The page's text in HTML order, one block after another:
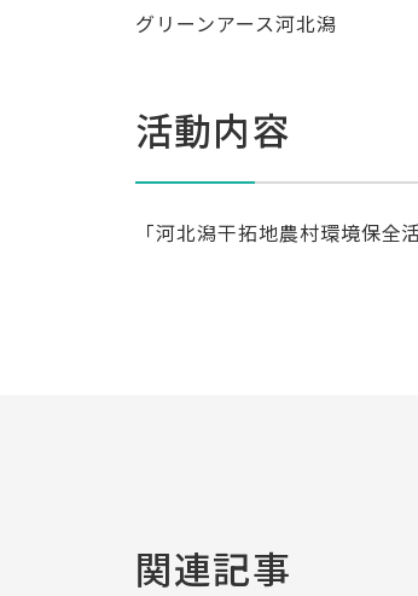
グリーンアース河北潟
活動内容
「河北潟干拓地農村環境保
関連記事